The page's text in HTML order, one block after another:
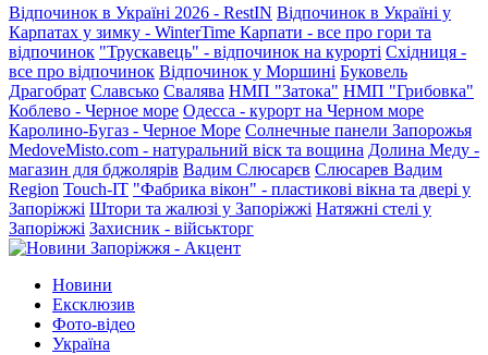
Відпочинок в Україні 2026 - RestIN Відпочинок в Україні у
Карпатах у зимку - WinterTime Карпати - все про гори та
відпочинок "Трускавець" - відпочинок на курорті Східниця -
все про відпочинок Відпочинок у Моршині Буковель
Драгобрат Славсько Свалява НМП "Затока" НМП "Грибовка"
Коблево - Черное море Одесса - курорт на Черном море
Каролино-Бугаз - Черное Море Солнечные панели Запорожья
MedoveMisto.com - натуральний віск та вощина Долина Меду -
магазин для бджолярів Вадим Слюсарєв Слюсарев Вадим
Region Touch-IT "Фабрика вікон" - пластикові вікна та двері у
Запоріжжі Штори та жалюзі у Запоріжжі Натяжні стелі у
Запоріжжі Захисник - військторг
Новини
Ексклюзив
Фото-відео
Україна